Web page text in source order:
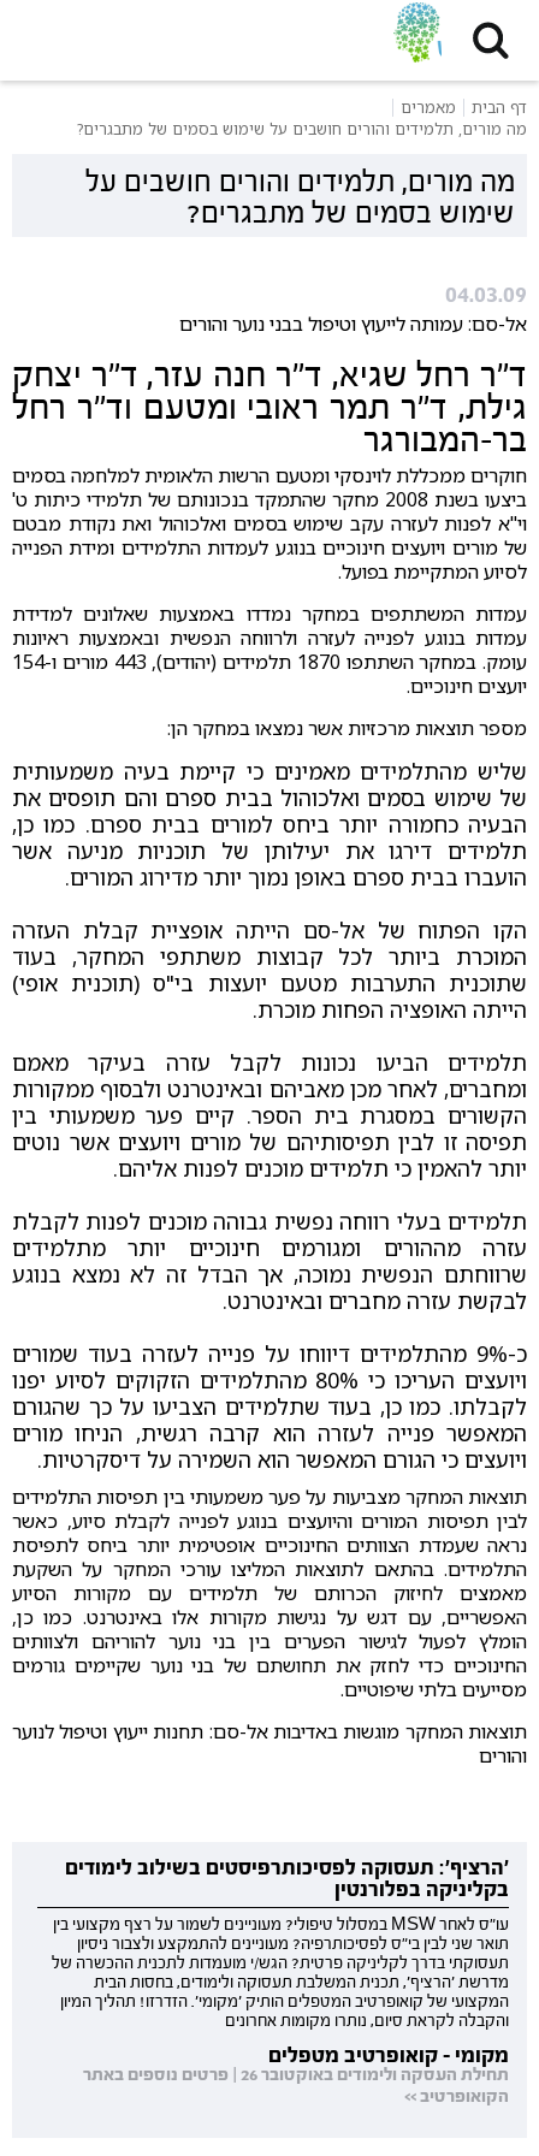
דף הבית
מאמרים
מה מורים, תלמידים והורים חושבים על שימוש בסמים של מתבגרים?
מה מורים, תלמידים והורים חושבים על
שימוש בסמים של מתבגרים?
04.03.09
אל-סם: עמותה לייעוץ וטיפול בבני נוער והורים
ד"ר רחל שגיא, ד"ר חנה עזר, ד"ר יצחק
גילת, ד"ר תמר ראובי ומטעם וד"ר רחל
בר-המבורגר
חוקרים ממכללת לוינסקי ומטעם הרשות הלאומית למלחמה בסמים
ביצעו בשנת 2008 מחקר שהתמקד בנכונותם של תלמידי כיתות ט'
וי"א לפנות לעזרה עקב שימוש בסמים ואלכוהול ואת נקודת מבטם
של מורים ויועצים חינוכיים בנוגע לעמדות התלמידים ומידת הפנייה
לסיוע המתקיימת בפועל.
עמדות המשתתפים במחקר נמדדו באמצעות שאלונים למדידת
עמדות בנוגע לפנייה לעזרה ולרווחה הנפשית ובאמצעות ראיונות
עומק. במחקר השתתפו 1870 תלמידים (יהודים), 443 מורים ו-154
יועצים חינוכיים.
מספר תוצאות מרכזיות אשר נמצאו במחקר הן:
שליש מהתלמידים מאמינים כי קיימת בעיה משמעותית
של שימוש בסמים ואלכוהול בבית ספרם והם תופסים את
הבעיה כחמורה יותר ביחס למורים בבית ספרם. כמו כן,
תלמידים דירגו את יעילותן של תוכניות מניעה אשר
הועברו בבית ספרם באופן נמוך יותר מדירוג המורים.
הקו הפתוח של אל-סם הייתה אופציית קבלת העזרה
המוכרת ביותר לכל קבוצות משתתפי המחקר, בעוד
שתוכנית התערבות מטעם יועצות בי"ס (תוכנית אופי)
הייתה האופציה הפחות מוכרת.
תלמידים הביעו נכונות לקבל עזרה בעיקר מאמם
ומחברים, לאחר מכן מאביהם ובאינטרנט ולבסוף ממקורות
הקשורים במסגרת בית הספר. קיים פער משמעותי בין
תפיסה זו לבין תפיסותיהם של מורים ויועצים אשר נוטים
יותר להאמין כי תלמידים מוכנים לפנות אליהם.
תלמידים בעלי רווחה נפשית גבוהה מוכנים לפנות לקבלת
עזרה מההורים ומגורמים חינוכיים יותר מתלמידים
שרווחתם הנפשית נמוכה, אך הבדל זה לא נמצא בנוגע
לבקשת עזרה מחברים ובאינטרנט.
כ-9% מהתלמידים דיווחו על פנייה לעזרה בעוד שמורים
ויועצים העריכו כי 80% מהתלמידים הזקוקים לסיוע יפנו
לקבלתו. כמו כן, בעוד שתלמידים הצביעו על כך שהגורם
המאפשר פנייה לעזרה הוא קרבה רגשית, הניחו מורים
ויועצים כי הגורם המאפשר הוא השמירה על דיסקרטיות.
תוצאות המחקר מצביעות על פער משמעותי בין תפיסות התלמידים
לבין תפיסות המורים והיועצים בנוגע לפנייה לקבלת סיוע, כאשר
נראה שעמדת הצוותים החינוכיים אופטימית יותר ביחס לתפיסת
התלמידים. בהתאם לתוצאות המליצו עורכי המחקר על השקעת
מאמצים לחיזוק הכרותם של תלמידים עם מקורות הסיוע
האפשריים, עם דגש על נגישות מקורות אלו באינטרנט. כמו כן,
הומלץ לפעול לגישור הפערים בין בני נוער להוריהם ולצוותים
החינוכיים כדי לחזק את תחושתם של בני נוער שקיימים גורמים
מסייעים בלתי שיפוטיים.
תוצאות המחקר מוגשות באדיבות אל-סם: תחנות ייעוץ וטיפול לנוער
והורים
'הרציף': תעסוקה לפסיכותרפיסטים בשילוב לימודים
בקליניקה בפלורנטין
עו"ס לאחר MSW במסלול טיפולי? מעוניינים לשמור על רצף מקצועי בין
תואר שני לבין בי"ס לפסיכותרפיה? מעוניינים להתמקצע ולצבור ניסיון
תעסוקתי בדרך לקליניקה פרטית? הגש/י מועמדות לתכנית ההכשרה של
מדרשת 'הרציף', תכנית המשלבת תעסוקה ולימודים, בחסות הבית
המקצועי של קואופרטיב המטפלים הותיק 'מקומי'. הזדרזו! תהליך המיון
והקבלה לקראת סיום, נותרו מקומות אחרונים
מקומי - קואופרטיב מטפלים
תחילת העסקה ולימודים באוקטובר 26 | פרטים נוספים באתר
הקואופרטיב >>